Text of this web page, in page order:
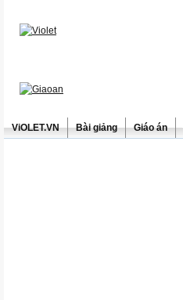
ViOLET.VN Bài giảng Giáo án